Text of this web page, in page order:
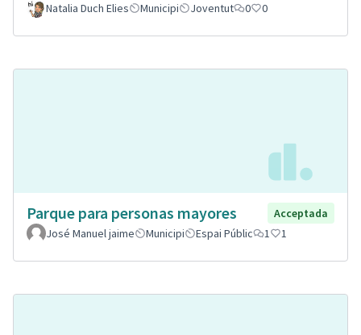
Natalia Duch Elies
Municipi Joventut 0 0
Parque para personas mayores
Acceptada
José Manuel jaime
Municipi Espai Públic 1 1